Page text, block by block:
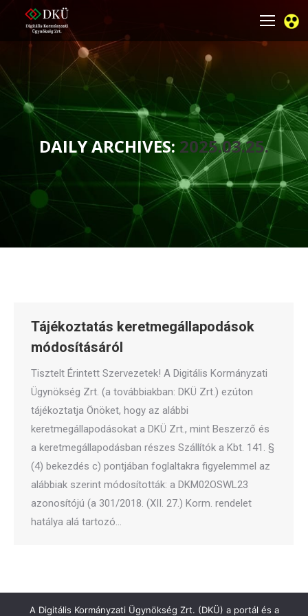
DAILY ARCHIVES: 2025.03.25.
You are here:
Tájékoztatás keretmegállapodások
módosításáról
Tisztelt Érintett Szervezetek! A Digitális Kormányzati
Ügynökség Zrt. (a továbbiakban: DKÜ Zrt.) ezúton
tájékoztatja Önöket, hogy az alábbi
keretmegállapodásokat a DKÜ Zrt., mint Beszerző és
a keretmegállapodásban részes Szállítók a Kbt. 141. §
(4) bekezdés c) pontjában foglaltakra figyelemmel az
alábbiak szerint módosították: a DKM02OSWL23
azonosítójú (a 301/2018. (XII. 27.) Korm. rendelet
hatálya alá tartozó…
A Digitális Kormányzati Ügynökség Zrt. (DKÜ) a portál és a